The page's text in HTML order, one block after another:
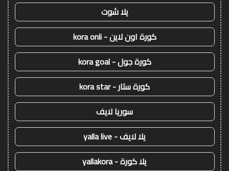
يلا شوت
كورة اون لاين - kora onli
كورة جول - kora goal
كورة ستار - kora star
سوريا لايف
يلا لايف - yalla live
يلا كورة - yallakora